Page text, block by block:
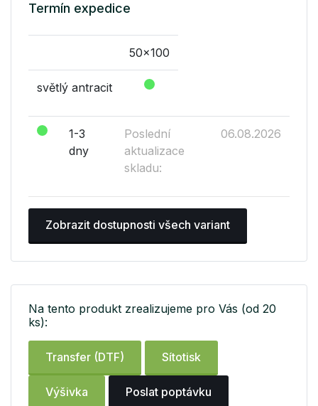
Termín expedice
50x100
světlý antracit
1-3
dny
Poslední
aktualizace
skladu:
06.08.2026
Zobrazit dostupnosti všech variant
Na tento produkt zrealizujeme pro Vás (od 20
ks):
Transfer (DTF) Sítotisk
Výšivka Poslat poptávku